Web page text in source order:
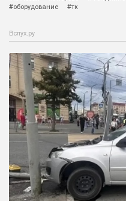
#оборудование
#тк
Вслух.ру